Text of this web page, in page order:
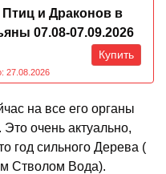
и Драконов в
07.08-07.09.2026
Купить
27.08.2026
на все его органы
очень актуально,
год сильного Дерева (
Стволом Вода).